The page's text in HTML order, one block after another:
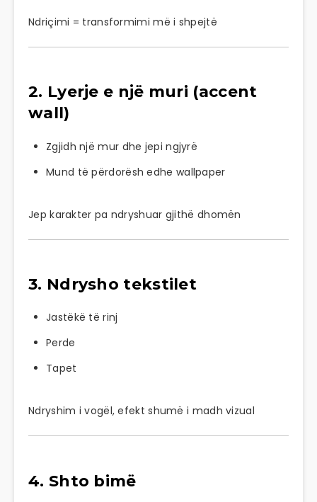
Ndriçimi = transformimi më i shpejtë
2. Lyerje e një muri (accent
wall)
Zgjidh një mur dhe jepi ngjyrë
Mund të përdorësh edhe wallpaper
Jep karakter pa ndryshuar gjithë dhomën
3. Ndrysho tekstilet
Jastëkë të rinj
Perde
Tapet
Ndryshim i vogël, efekt shumë i madh vizual
4. Shto bimë